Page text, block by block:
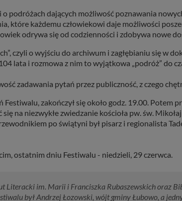
podróżach dających możliwość poznawania
które każdemu człowiekowi daje możliwości
odrywa się od codzienności i zdobywa nowe
czyli o wyjściu do archiwum i zagłębianiu się w
lata i rozmowa z nim to wyjątkowa „podróż” do
zadawania pytań przez publiczność, z czego
zakończył się około godz. 19.00. Potem
na niezwykłe zwiedzanie kościoła pw. św.
po świątyni był pisarz i regionalista
ostatnim dniu Festiwalu - niedzieli, 29 czerwca.
Literacki im. Marii i Franciszka Rubaszewskich oraz
był Andrzej Łozowski, wójt gminy Łubowo, a